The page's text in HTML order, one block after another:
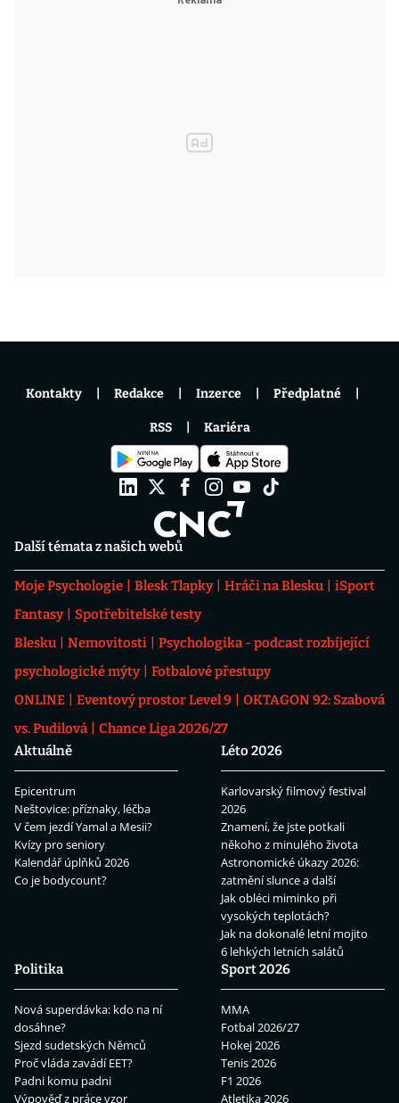
Další témata z našich webů
Moje Psychologie Blesk Tlapky Hráči na Blesku
iSport
Fantasy
Spotřebitelské testy
Blesku
Nemovitosti
Psychologika - podcast rozbíjející
psychologické mýty
Fotbalové přestupy
ONLINE
Eventový prostor Level 9
OKTAGON 92: Szabová
vs. Pudilová
Chance Liga 2026/27
Aktuálně
Epicentrum
Neštovice: příznaky, léčba
V čem jezdí Yamal a Mesii?
Kvízy pro seniory
Kalendář úplňků 2026
Co je bodycount?
Léto 2026
Karlovarský filmový festival
2026
Znamení, že jste potkali
někoho z minulého života
Astronomické úkazy 2026:
zatmění slunce a další
Jak obléci miminko při
vysokých teplotách?
Jak na dokonalé letní mojito
6 lehkých letních salátů
Politika
Nová superdávka: kdo na ní
dosáhne?
Sjezd sudetských Němců
Proč vláda zavádí EET?
Padni komu padni
Výpověď z práce vzor
Sport 2026
MMA
Fotbal 2026/27
Hokej 2026
Tenis 2026
F1 2026
Atletika 2026
Kontakty Redakce Inzerce Předplatné
RSS Kariéra